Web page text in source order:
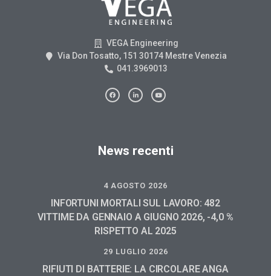
VEGA Engineering
Via Don Tosatto, 151 30174 Mestre Venezia
041.3969013
News recenti
4 AGOSTO 2026
INFORTUNI MORTALI SUL LAVORO: 482
VITTIME DA GENNAIO A GIUGNO 2026, -4,0 %
RISPETTO AL 2025
29 LUGLIO 2026
RIFIUTI DI BATTERIE: LA CIRCOLARE ANGA